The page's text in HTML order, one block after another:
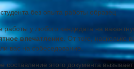
работы у любого кандидата на
впечатление. От того, насколько
вас на собеседование.
составление этого документа